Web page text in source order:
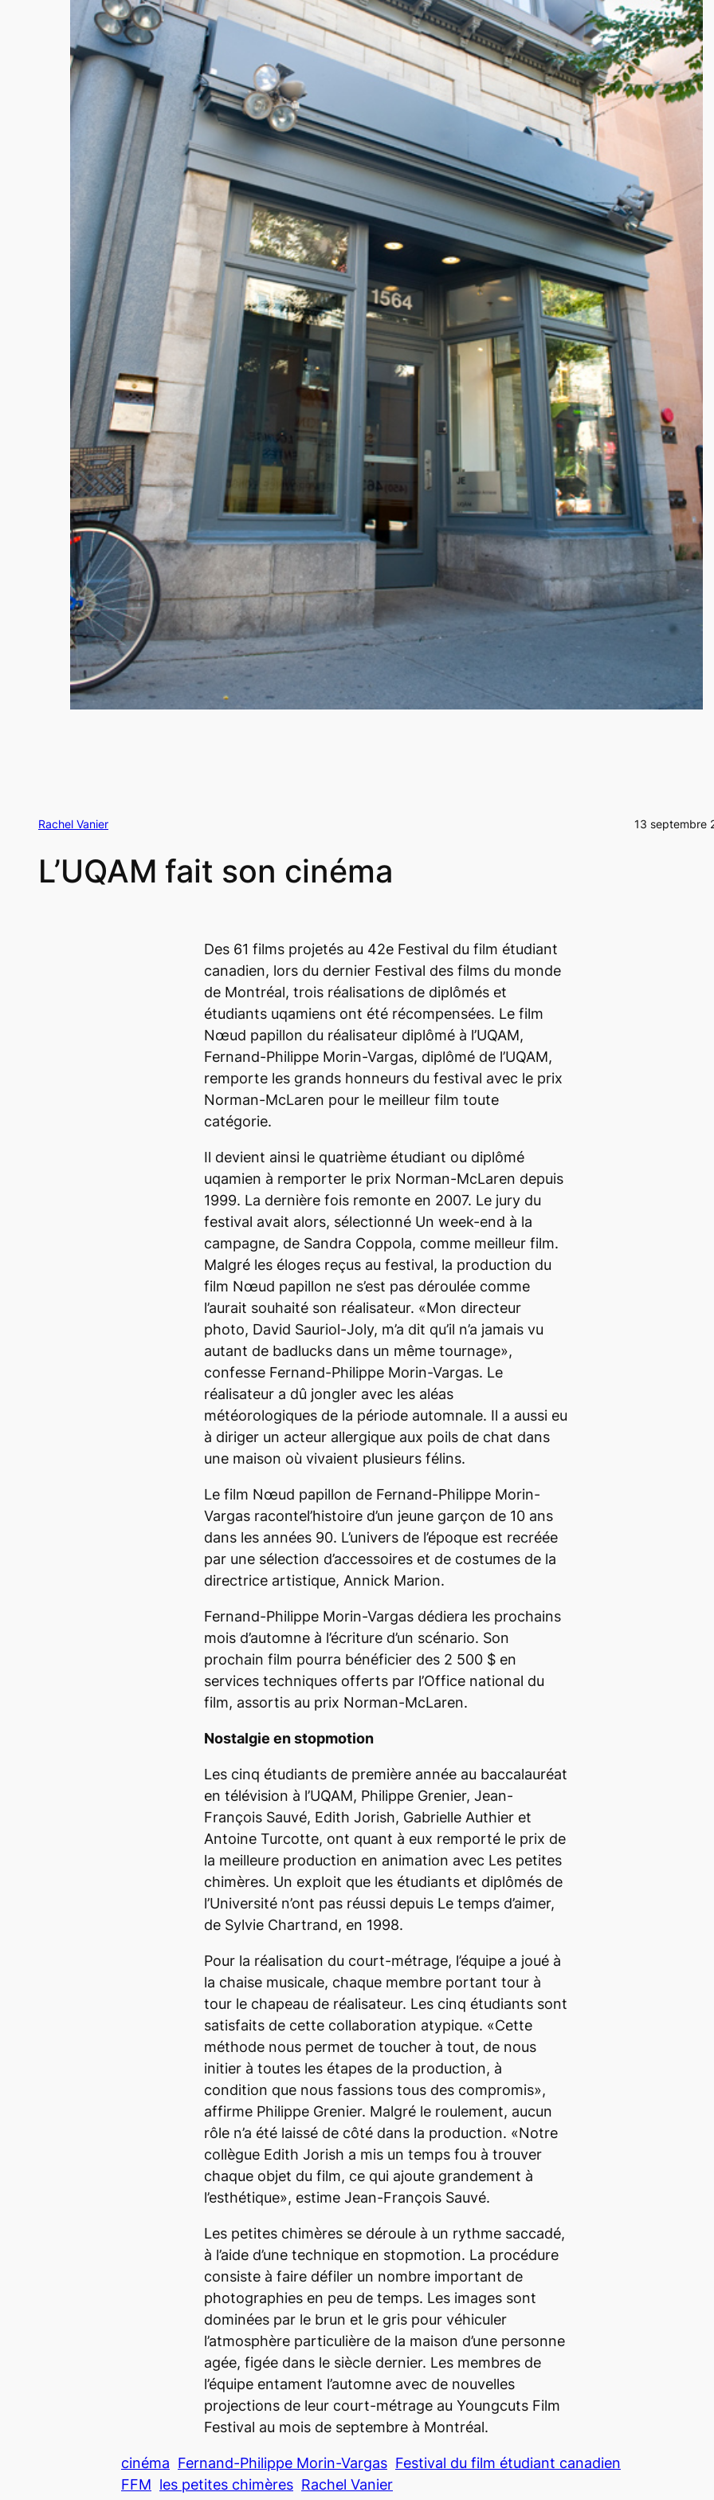
Rachel Vanier 13 septembre
L’UQAM fait son cinéma
Des 61 films projetés au 42e Festival du film étudiant
canadien, lors du dernier Festival des films du monde
de Montréal, trois réalisations de diplômés et
étudiants uqamiens ont été récompensées. Le film
Nœud papillon du réalisateur diplômé à l’UQAM,
Fernand-Philippe Morin-Vargas, diplômé de l’UQAM,
remporte les grands honneurs du festival avec le prix
Norman-McLaren pour le meilleur film toute
catégorie.
Il devient ainsi le quatrième étudiant ou diplômé
uqamien à remporter le prix Norman-McLaren depuis
1999. La dernière fois remonte en 2007. Le jury du
festival avait alors, sélectionné Un week-end à la
campagne, de Sandra Coppola, comme meilleur film.
Malgré les éloges reçus au festival, la production du
film Nœud papillon ne s’est pas déroulée comme
l’aurait souhaité son réalisateur. «Mon directeur
photo, David Sauriol-Joly, m’a dit qu’il n’a jamais vu
autant de badlucks dans un même tournage»,
confesse Fernand-Philippe Morin-Vargas. Le
réalisateur a dû jongler avec les aléas
météorologiques de la période automnale. Il a aussi eu
à diriger un acteur allergique aux poils de chat dans
une maison où vivaient plusieurs félins.
Le film Nœud papillon de Fernand-Philippe Morin-
Vargas racontel’histoire d’un jeune garçon de 10 ans
dans les années 90. L’univers de l’époque est recréée
par une sélection d’accessoires et de costumes de la
directrice artistique, Annick Marion.
Fernand-Philippe Morin-Vargas dédiera les prochains
mois d’automne à l’écriture d’un scénario. Son
prochain film pourra bénéficier des 2 500 $ en
services techniques offerts par l’Office national du
film, assortis au prix Norman-McLaren.
Nostalgie en stopmotion
Les cinq étudiants de première année au baccalauréat
en télévision à l’UQAM, Philippe Grenier, Jean-
François Sauvé, Edith Jorish, Gabrielle Authier et
Antoine Turcotte, ont quant à eux remporté le prix de
la meilleure production en animation avec Les petites
chimères. Un exploit que les étudiants et diplômés de
l’Université n’ont pas réussi depuis Le temps d’aimer,
de Sylvie Chartrand, en 1998.
Pour la réalisation du court-métrage, l’équipe a joué à
la chaise musicale, chaque membre portant tour à
tour le chapeau de réalisateur. Les cinq étudiants sont
satisfaits de cette collaboration atypique. «Cette
méthode nous permet de toucher à tout, de nous
initier à toutes les étapes de la production, à
condition que nous fassions tous des compromis»,
affirme Philippe Grenier. Malgré le roulement, aucun
rôle n’a été laissé de côté dans la production. «Notre
collègue Edith Jorish a mis un temps fou à trouver
chaque objet du film, ce qui ajoute grandement à
l’esthétique», estime Jean-François Sauvé.
Les petites chimères se déroule à un rythme saccadé,
à l’aide d’une technique en stopmotion. La procédure
consiste à faire défiler un nombre important de
photographies en peu de temps. Les images sont
dominées par le brun et le gris pour véhiculer
l’atmosphère particulière de la maison d’une personne
agée, figée dans le siècle dernier. Les membres de
l’équipe entament l’automne avec de nouvelles
projections de leur court-métrage au Youngcuts Film
Festival au mois de septembre à Montréal.
cinéma Fernand-Philippe Morin-Vargas Festival du film étudiant canadien
FFM les petites chimères Rachel Vanier